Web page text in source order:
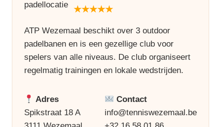
★★★★★
ATP Wezemaal beschikt over 3 outdoor
padelbanen en is een gezellige club voor
spelers van alle niveaus. De club organiseert
regelmatig trainingen en lokale wedstrijden.
Adres
Spikstraat 18 A
Contact
info@tenniswezemaal.be